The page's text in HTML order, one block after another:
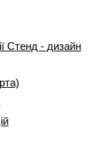
Стенд - дизайн